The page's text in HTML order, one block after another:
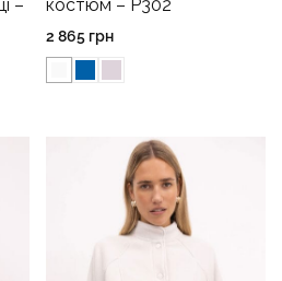
–
костюм – P302
2 865 грн